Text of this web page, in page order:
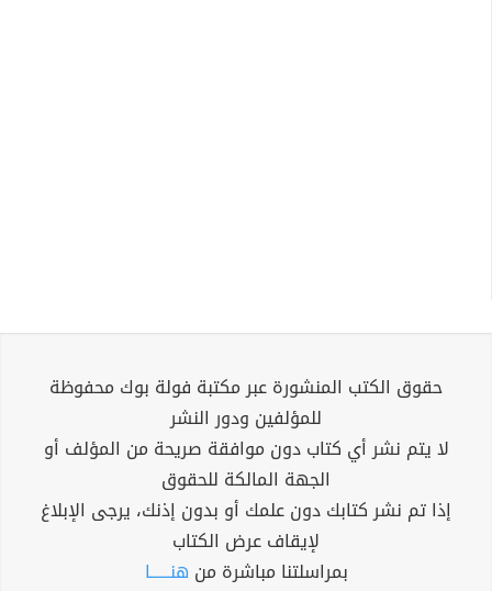
حقوق الكتب المنشورة عبر مكتبة فولة بوك محفوظة
للمؤلفين ودور النشر
لا يتم نشر أي كتاب دون موافقة صريحة من المؤلف أو
الجهة المالكة للحقوق
إذا تم نشر كتابك دون علمك أو بدون إذنك، يرجى الإبلاغ
لإيقاف عرض الكتاب
بمراسلتنا مباشرة من هنــــــا